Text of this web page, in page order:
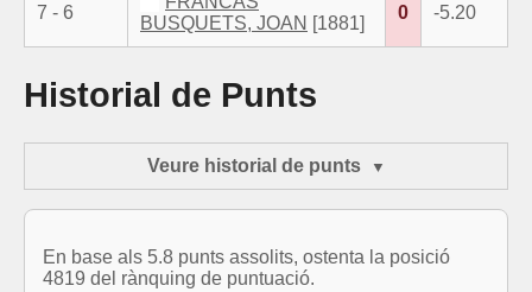
7 - 6
BUSQUETS, JOAN [1881]
0 -5.20
Historial de Punts
Veure historial de punts
En base als 5.8 punts assolits, ostenta la posició
4819 del rànquing de puntuació.